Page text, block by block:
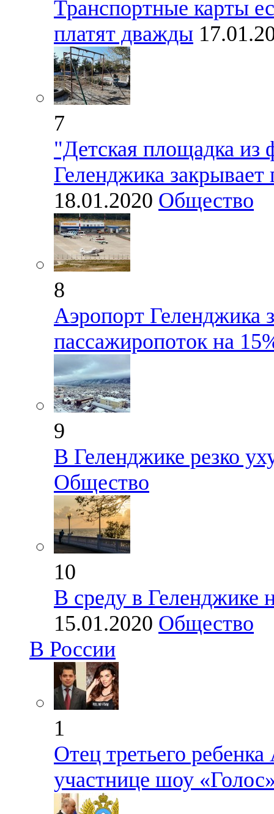
Транспортные карты
платят дважды
7
"Детская площадка из
Геленджика
18.01.2020 Общество
8
Аэропорт Геленджика
пассажиропоток на
9
В Геленджике резко
Общество
10
В среду в Геленджике
15.01.2020 Общество
В России
1
Отец третьего
участнице шоу